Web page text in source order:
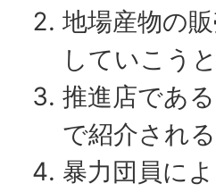
地場産物の
していこう
推進店であ
で紹介され
暴力団員に